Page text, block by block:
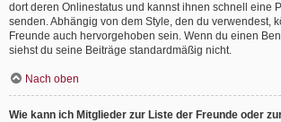
dort deren Onlinestatus und kannst ihnen schnell eine
senden. Abhängig von dem Style, den du verwendest,
Freunde auch hervorgehoben sein. Wenn du einen
siehst du seine Beiträge standardmäßig nicht.
Nach oben
Wie kann ich Mitglieder zur Liste der Freunde oder